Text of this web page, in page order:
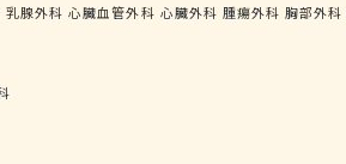
乳腺外科 心臓血管外科 心臓外科 腫瘍外科 胸部外科